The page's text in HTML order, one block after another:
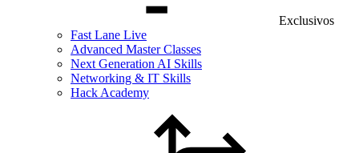
Exclusivos
Fast Lane Live
Advanced Master Classes
Next Generation AI Skills
Networking & IT Skills
Hack Academy